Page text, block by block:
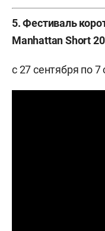
5. Фестиваль
Manhattan Short
с 27 сентября по 7